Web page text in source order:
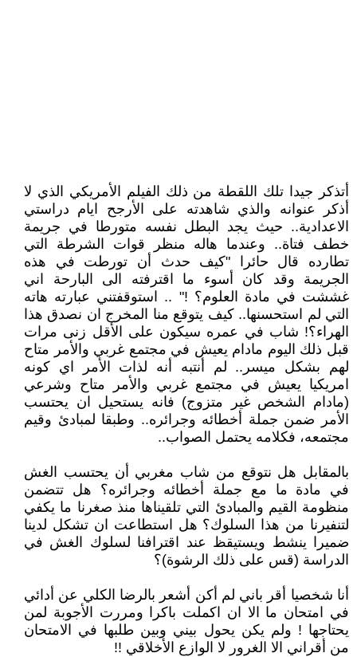
أتذكر جيدا تلك اللقطة من ذلك الفيلم الأمريكي الذي لا
أذكر عنوانه والذي شاهدته على الأرجح ايام دراستي
الاعدادية.. حيث يجد البطل نفسه متورطا في جريمة
خطف فتاة.. وعندما هاله منظر قوات الشرطة التي
تطارده قال حائرا "كيف حدث أن تورطت في هذه
الجريمة وقد كان أسوء ما اقترفته الى البارحة اني
غششت في مادة العلوم؟ !" .. استوقفتني عبارته هاته
التي لم استحسنها.. كيف يتوقع منا المخرج ان نصدق هذا
الهراء؟! شاب في عمره سيكون على الأقل زنى مرات
قبل ذلك اليوم مادام يعيش في مجتمع غربي والأمر متاح
لهم بشكل ميسر.. لم أنتبه أنه لذات الأمر اي كونه
امريكيا يعيش في مجتمع غربي والأمر متاح وشرعي
(مادام الشخص غير متزوج) فانه يستحيل ان يحتسب
الأمر ضمن جملة أخطائه وجرائره.. وطبقا لمبادئ وقيم
مجتمعه، فكلامه يحتمل الصواب..
بالمقابل هل نتوقع من شاب مغربي أن يحتسب الغش
في مادة ما مع جملة أخطائه وجرائره؟ هل تتضمن
منظومة القيم والمبادئ التي تلقيناها منذ صغرنا ما يكفي
لتنفيرنا من هذا السلوك؟ هل استطاعت ان تشكل لدينا
ضميرا ينشط ويستيقظ عند اقترافنا لسلوك الغش في
الدراسة (قس على ذلك الرشوة)؟
أنا شخصيا أقر باني لم أكن أشعر بالرضا الكلي عن أدائي
في امتحان ما الا ان اكملت باكرا ومررت الأجوبة لمن
يحتاجها ! ولم يكن يحول بيني وبين طلبها في الامتحان
من أقراني الا الغرور لا الوازع الأخلاقي !!